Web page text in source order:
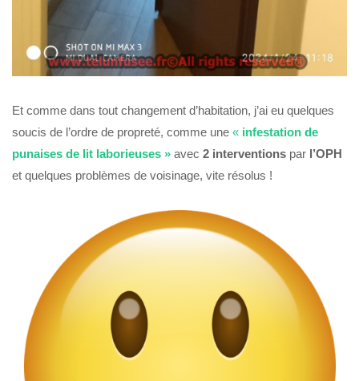
Et comme dans tout changement d’habitation, j’ai eu quelques
soucis de l’ordre de propreté, comme une « infestation de
punaises de lit laborieuses » avec 2 interventions par l’OPH
et quelques problèmes de voisinage, vite résolus !